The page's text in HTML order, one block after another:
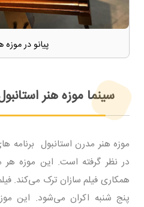
پیانو در
سینما موزه هنر
موزه هنر مدرن استانبول برنامه
در نظر گرفته است. این موزه
همکاری فیلم سازان ترک می‌کند.
پنج شنبه اکران می‌شود. این